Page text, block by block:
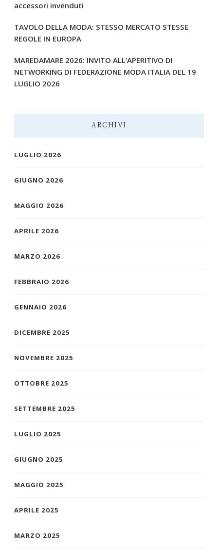
accessori invenduti
TAVOLO DELLA MODA: STESSO MERCATO STESSE
REGOLE IN EUROPA
MAREDAMARE 2026: INVITO ALL’APERITIVO DI
NETWORKING DI FEDERAZIONE MODA ITALIA DEL 19
LUGLIO 2026
ARCHIVI
LUGLIO 2026
GIUGNO 2026
MAGGIO 2026
APRILE 2026
MARZO 2026
FEBBRAIO 2026
GENNAIO 2026
DICEMBRE 2025
NOVEMBRE 2025
OTTOBRE 2025
SETTEMBRE 2025
LUGLIO 2025
GIUGNO 2025
MAGGIO 2025
APRILE 2025
MARZO 2025